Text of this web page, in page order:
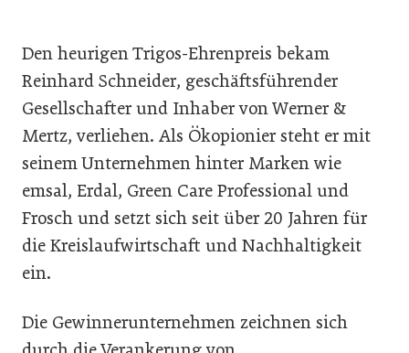
Den heurigen Trigos-Ehrenpreis bekam
Reinhard Schneider, geschäftsführender
Gesellschafter und Inhaber von Werner &
Mertz, verliehen. Als Ökopionier steht er mit
seinem Unternehmen hinter Marken wie
emsal, Erdal, Green Care Professional und
Frosch und setzt sich seit über 20 Jahren für
die Kreislaufwirtschaft und Nachhaltigkeit
ein.
Die Gewinnerunternehmen zeichnen sich